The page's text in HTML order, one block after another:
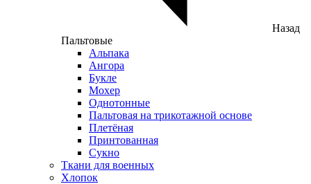
Назад
Пальтовые
Альпака
Ангора
Букле
Мохер
Однотонные
Пальтовая на трикотажной основе
Плетёная
Принтованная
Сукно
Ткани для военных
Хлопок